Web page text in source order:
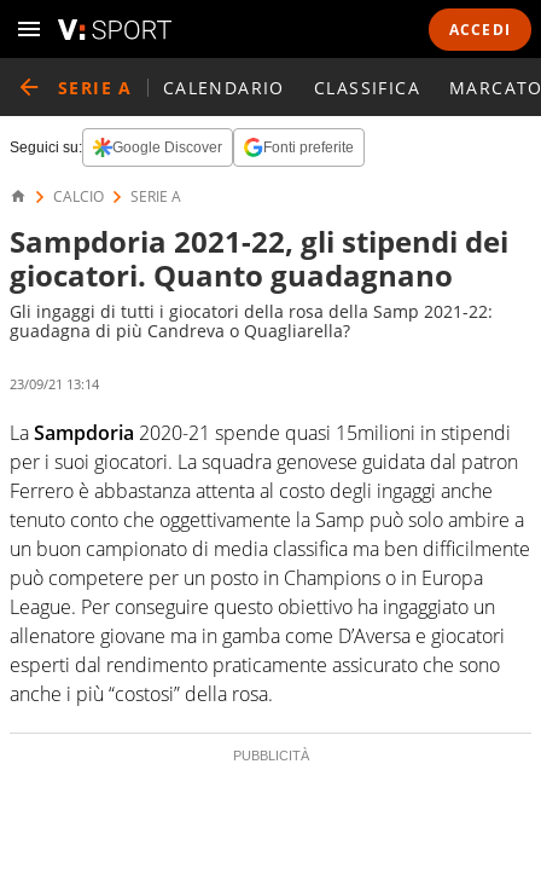
ACCEDI
SERIE A CALENDARIO CLASSIFICA
Seguici su: Google Discover Fonti preferite
CALCIO SERIE A
Sampdoria 2021-22, gli stipendi dei
giocatori. Quanto guadagnano
Gli ingaggi di tutti i giocatori della rosa della Samp 2021-22:
guadagna di più Candreva o Quagliarella?
23/09/21 13:14
LaSampdoria 2020-21 spende quasi 15milioni in stipendi
per i suoi giocatori. La squadra genovese guidata dal patron
Ferrero è abbastanza attenta al costo degli ingaggi anche
tenuto conto che oggettivamente la Samp può solo ambire a
un buon campionato di media classifica ma ben difficilmente
può competere per un posto in Champions o in Europa
League. Per conseguire questo obiettivo ha ingaggiato un
allenatore giovane ma in gamba come D’Aversa e giocatori
esperti dal rendimento praticamente assicurato che sono
anche i più “costosi” della rosa.